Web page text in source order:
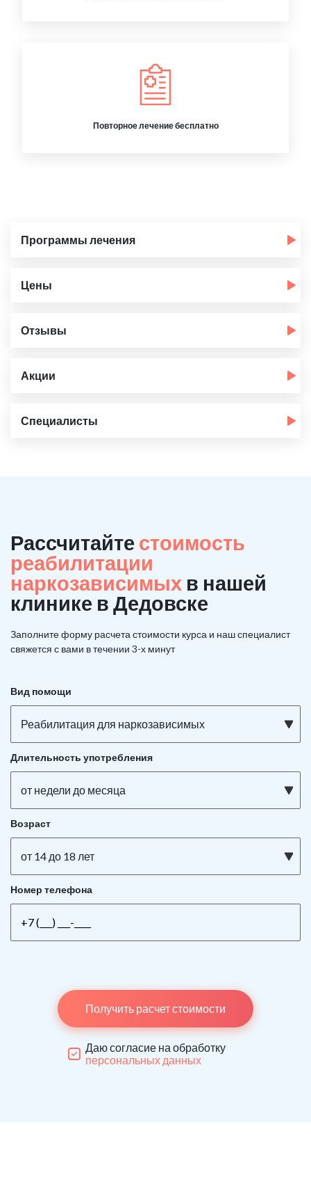
Повторное лечение бесплатно
Программы лечения
Цены
Отзывы
Акции
Специалисты
Рассчитайте стоимость
реабилитации
наркозависимых в нашей
клинике в Дедовске
Заполните форму расчета стоимости курса и наш специалист
свяжется с вами в течении 3-х минут
Вид помощи
Реабилитация для наркозависимых
Длительность употребления
от недели до месяца
Возраст
от 14 до 18 лет
Номер телефона
Получить расчет стоимости
Даю согласие на обработку
персональных данных